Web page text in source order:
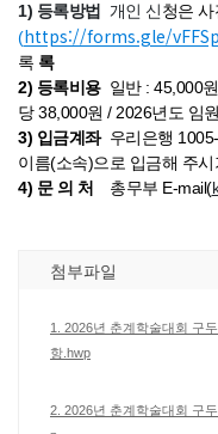
1) 등록방법 개인 신청은
(https://forms.gle/
록 록
2) 등록비용일반: 45,000
당 38,000원 /2026년도 임
3) 입금계좌 우리은행
이름(소속)으로 입금해 주시
4) 문 의 처
총무부 E-mail(
첨부파일
1. 2026년 춘계학술대회 구
항.hwp
2. 2026년 춘계학술대회 구